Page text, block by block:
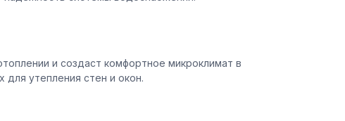
и создаст комфортное микроклимат в
для утепления стен и окон.